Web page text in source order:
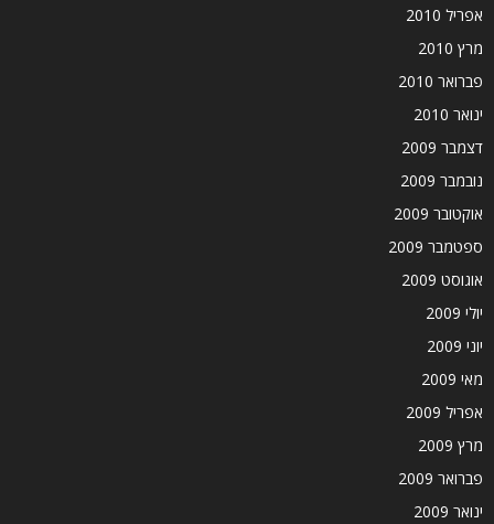
אפריל 2010
מרץ 2010
פברואר 2010
ינואר 2010
דצמבר 2009
נובמבר 2009
אוקטובר 2009
ספטמבר 2009
אוגוסט 2009
יולי 2009
יוני 2009
מאי 2009
אפריל 2009
מרץ 2009
פברואר 2009
ינואר 2009